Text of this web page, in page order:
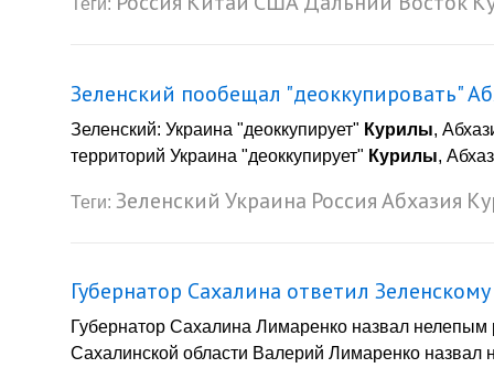
Теги:
Зеленский пообещал "деоккупировать"
Зеленский: Украина "деоккупирует" Курилы,
территорий Украина "деоккупирует" Курилы,
Теги: Зеленский Украина РоссияАбхазия
Губернатор Сахалина ответил
Губернатор Сахалина Лимаренко назвал
Сахалинской области Валерий Лимаренко